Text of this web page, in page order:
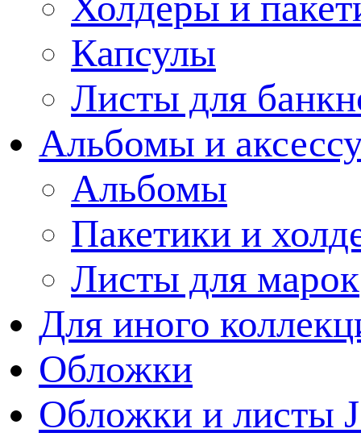
Капсулы
Листы для
Альбомы и
Альбомы
Пакетики и
Листы для марок
Для иного
Обложки
Обложки и листы